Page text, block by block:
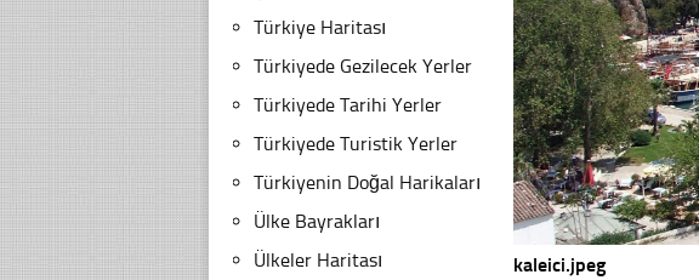
kaleici.jpeg
Türkiye Haritası
Türkiyede Gezilecek Yerler
Türkiyede Tarihi Yerler
Türkiyede Turistik Yerler
Türkiyenin Doğal Harikaları
Ülke Bayrakları
Ülkeler Haritası